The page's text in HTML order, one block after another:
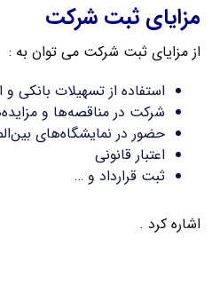
مزایای ثبت شرکت
از مزایای ثبت شرکت می توان به :
استفاده از تسهیلات بانکی و
شرکت در مناقصه‌ها و
حضور در نمایشگاه‌های
اعتبار قانونی
ثبت قرارداد و …
اشاره کرد .